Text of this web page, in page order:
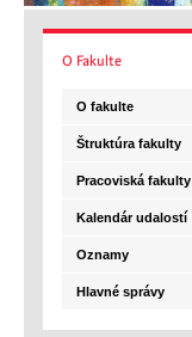
O Fakulte
O fakulte
Štruktúra fakulty
Pracoviská fakulty
Kalendár udalostí
Oznamy
Hlavné správy